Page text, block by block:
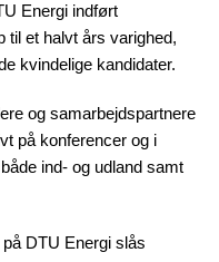
Energi indført
til et halvt års varighed,
kvindelige kandidater.
og samarbejdspartnere
på konferencer og i
ind- og udland samt
DTU Energi slås